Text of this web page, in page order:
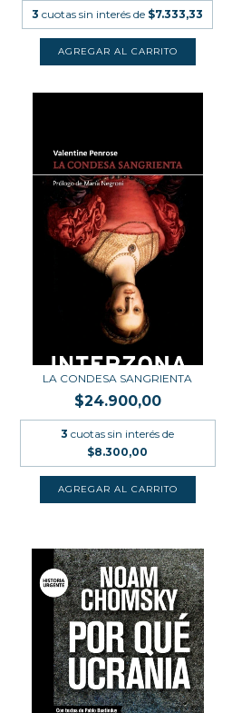
3 cuotas sin interés de $7.333,33
LA CONDESA SANGRIENTA
$24.900,00
3 cuotas sin interés de
$8.300,00